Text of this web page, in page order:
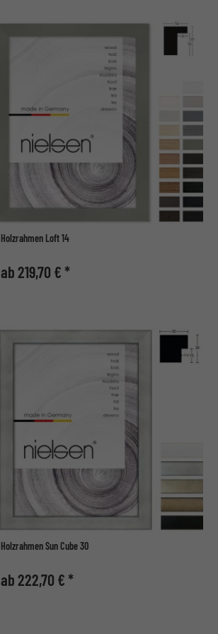
Holzrahmen Loft 14
ab 219,70 € *
Holzrahmen Sun Cube 30
ab 222,70 € *